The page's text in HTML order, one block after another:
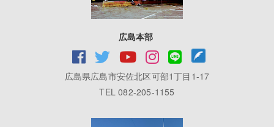
広島本部
広島県広島市安佐北区可部1丁目1-17
TEL 082-205-1155